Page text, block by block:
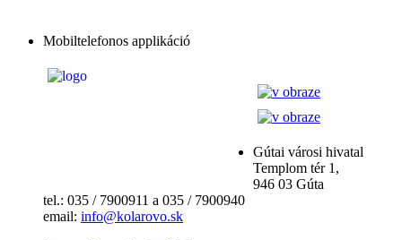
Mobiltelefonos applikáció
Gútai városi hivatal
Templom tér 1,
946 03 Gúta
tel.: 035 / 7900911 a 035 / 7900940
email: info@kolarovo.sk